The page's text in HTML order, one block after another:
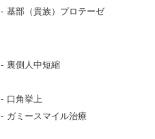
基部（貴族）プロテーゼ
裏側人中短縮
口角挙上
ガミースマイル治療